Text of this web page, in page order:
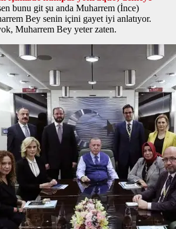
bunu git şu anda Muharrem (İnce)
Bey senin içini gayet iyi anlatıyor.
Muharrem Bey yeter zaten.